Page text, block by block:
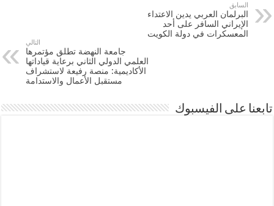
السابق
البرلمان العربي يدين الاعتداء
الإيراني السافر على أحد
المعسكرات في دولة الكويت
التالي
جامعة النهضة تطلق مؤتمرها
العلمي الدولي الثاني برعاية قياداتها
الأكاديمية: منصة رفيعة لاستشراف
مستقبل الأعمال والاستدامة
تابعنا على الفيسبوك